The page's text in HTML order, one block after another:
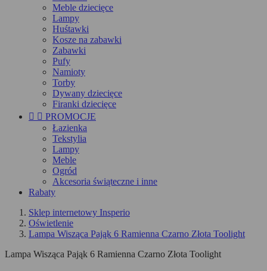
Meble dziecięce
Lampy
Huśtawki
Kosze na zabawki
Zabawki
Pufy
Namioty
Torby
Dywany dziecięce
Firanki dziecięce
  PROMOCJE
Łazienka
Tekstylia
Lampy
Meble
Ogród
Akcesoria świąteczne i inne
Rabaty
Sklep internetowy Insperio
Oświetlenie
Lampa Wisząca Pająk 6 Ramienna Czarno Złota Toolight
Lampa Wisząca Pająk 6 Ramienna Czarno Złota Toolight